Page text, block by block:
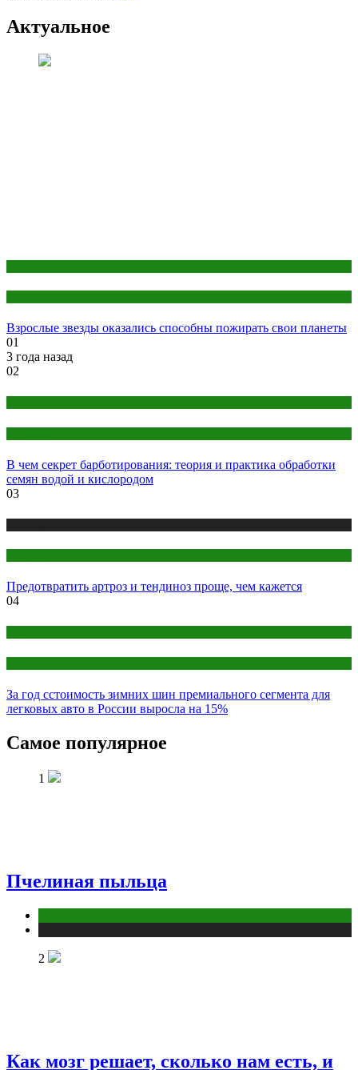
Актуальное
Взрослые звезды оказались способны пожирать свои планеты
01
3 года назад
02
В чем секрет барботирования: теория и практика обработки
семян водой и кислородом
03
Предотвратить артроз и тендиноз проще, чем кажется
04
За год сстоимость зимних шин премиального сегмента для
легковых авто в России выросла на 15%
Самое популярное
1
Пчелиная пыльца
2
Как мозг решает, сколько нам есть, и